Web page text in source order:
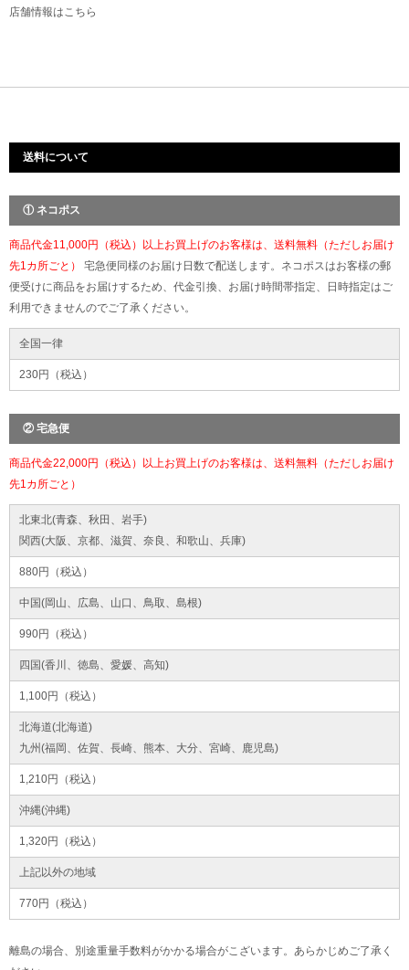
店舗情報はこちら
送料について
① ネコポス
商品代金11,000円（税込）以上お買上げのお客様は、送料無料（ただしお届け
先1カ所ごと） 宅急便同様のお届け日数で配送します。ネコポスはお客様の郵
便受けに商品をお届けするため、代金引換、お届け時間帯指定、日時指定はご
利用できませんのでご了承ください。
全国一律
230円（税込）
② 宅急便
商品代金22,000円（税込）以上お買上げのお客様は、送料無料（ただしお届け
先1カ所ごと）
北東北(青森、秋田、岩手)
関西(大阪、京都、滋賀、奈良、和歌山、兵庫)
880円（税込）
中国(岡山、広島、山口、鳥取、島根)
990円（税込）
四国(香川、徳島、愛媛、高知)
1,100円（税込）
北海道(北海道)
九州(福岡、佐賀、長崎、熊本、大分、宮崎、鹿児島)
1,210円（税込）
沖縄(沖縄)
1,320円（税込）
上記以外の地域
770円（税込）
離島の場合、別途重量手数料がかかる場合がこざいます。あらかじめご了承く